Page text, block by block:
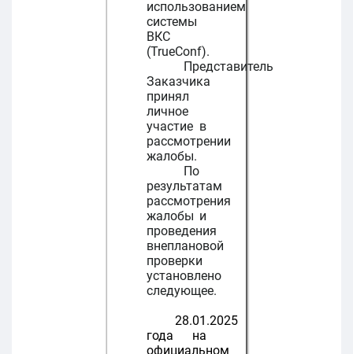
использованием
системы
ВКС
(TrueConf).
Представитель
Заказчика
принял
личное
участие в
рассмотрении
жалобы.
По
результатам
рассмотрения
жалобы и
проведения
внеплановой
проверки
установлено
следующее.
28.01.2025
года на
официальном